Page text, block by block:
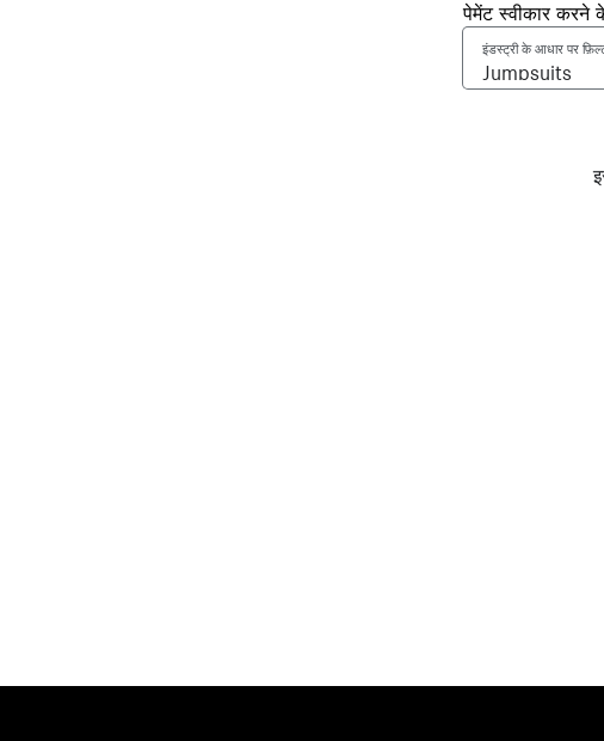
पेमेंट स्वीकार करने
इंडस्ट्री के आधार पर